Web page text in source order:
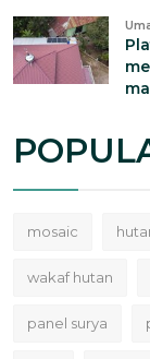
mosaic
wakaf hutan
panel surya